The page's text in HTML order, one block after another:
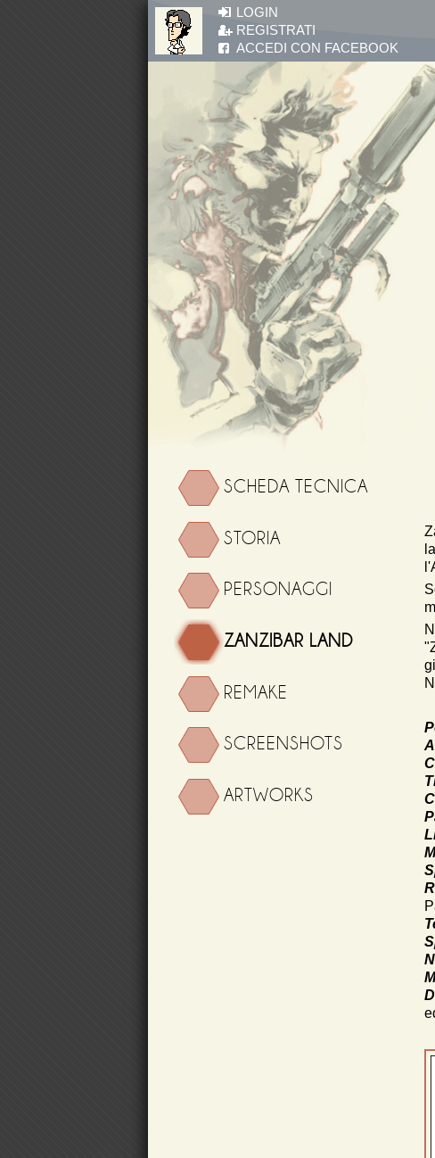
Salta al contenuto principale
LOGIN
REGISTRATI
ACCEDI CON FACEBOOK
SCHEDA TECNICA
STORIA
PERSONAGGI
ZANZIBAR LAND
REMAKE
SCREENSHOTS
ARTWORKS